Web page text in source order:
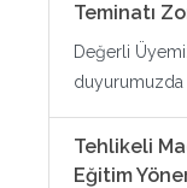
Teminatı
Değerli
duyurumuzda
Tehlikeli
Eğitim